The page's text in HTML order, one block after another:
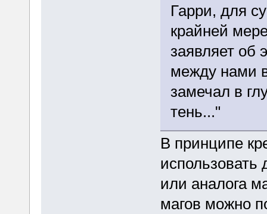
Гарри, для
крайней
заявляет об
между нами
замечал в
тень..."
В принципе
использовать
или аналога
магов можно